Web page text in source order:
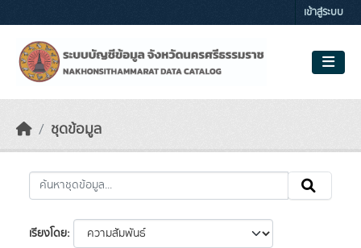
เข้าสู่ระบบ
ชุดข้อมูล
เรียงโดย